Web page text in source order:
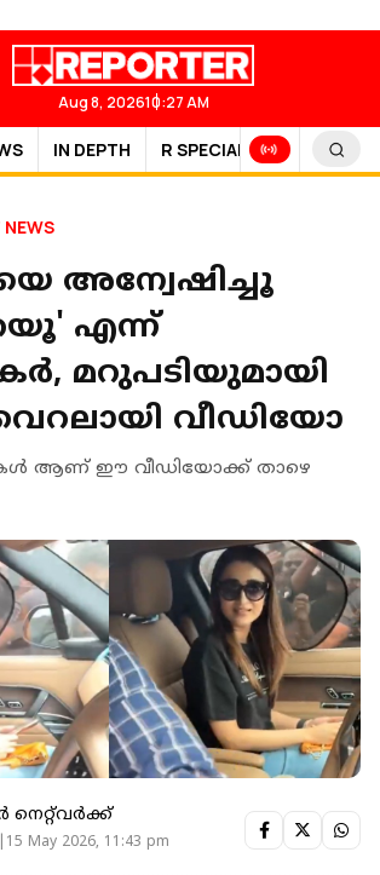
Aug 8, 202610:27 AM
IN DEPTH R SPECIAL SPORTS
അന്വേഷിച്ചൂ
എന്ന്
മറുപടിയുമായി
വീഡിയോ
ആണ് ഈ വീഡിയോക്ക് താഴെ
നെറ്റ്‌വര്‍ക്ക്‌
May 2026, 11:43 pm